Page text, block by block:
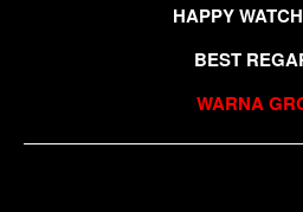
HAPPY
BEST
WARNA